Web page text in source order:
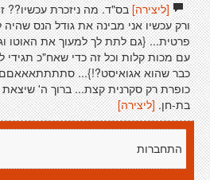
[ליצירה]בס"ד. מה ניזכרת
ורק עכשיו אני מבינה את גודל הנס
פרטית... {גם לתת לך למעוך את האוטו
עם מכות קלות וכל זה כדי שאח"כ תגידי
כבר שהוא אגואיסט?!}...
כופרת רק סקרנית קצת... ברוך ה'
בת-חן.[ליצירה]
התחברות